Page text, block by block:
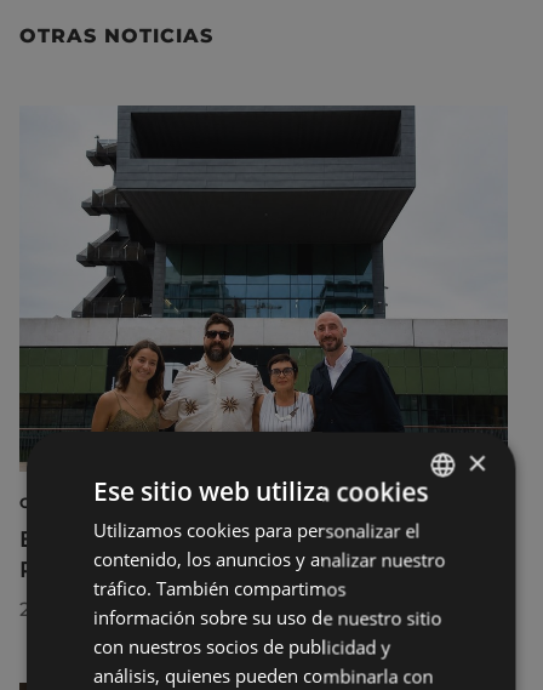
OTRAS NOTICIAS
CULTURA
El Museo de la Industria Armera recibe el
Premio Delta Cultura a la Trayectoria 2026
23/07/2026
BASQUE
SPANISH
×
Ese sitio web utiliza cookies
Utilizamos cookies para personalizar el
contenido, los anuncios y analizar nuestro
tráfico. También compartimos
información sobre su uso de nuestro sitio
con nuestros socios de publicidad y
análisis, quienes pueden combinarla con